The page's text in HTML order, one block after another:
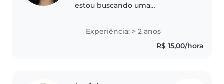
estou buscando uma
gostaria de trabalhar cuidando
Experiência: > 2 anos
R$ 15,00/hora